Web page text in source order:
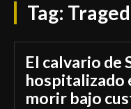
Tag:
El calvario de
hospitalizado
morir bajo